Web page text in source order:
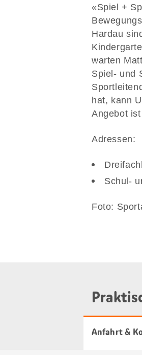
«Spiel +
Hardau
warten
Spiel- und
hat, kann
Angebot
Adressen:
Schul-
Foto:
Anfahrt &